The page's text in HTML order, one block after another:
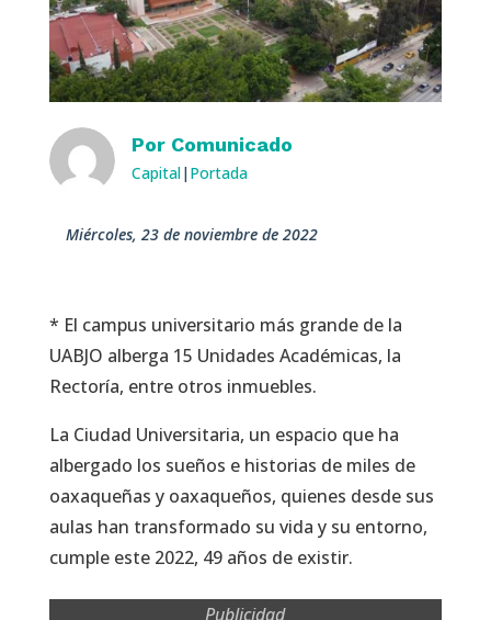
Por Comunicado
Capital| Portada
miércoles, 23 de noviembre de 2022
* El campus universitario más grande de la
UABJO alberga 15 Unidades Académicas, la
Rectoría, entre otros inmuebles.
La Ciudad Universitaria, un espacio que ha
albergado los sueños e historias de miles de
oaxaqueñas y oaxaqueños, quienes desde sus
aulas han transformado su vida y su entorno,
cumple este 2022, 49 años de existir.
Publicidad